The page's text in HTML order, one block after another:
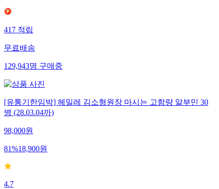
417 적립
무료배송
129,943명 구매중
[유통기한임박] 헤밀레 김소형원장 마시는 고함량 알부민 30
병 (28.03.04까)
98,000원
81%18,900원
4.7